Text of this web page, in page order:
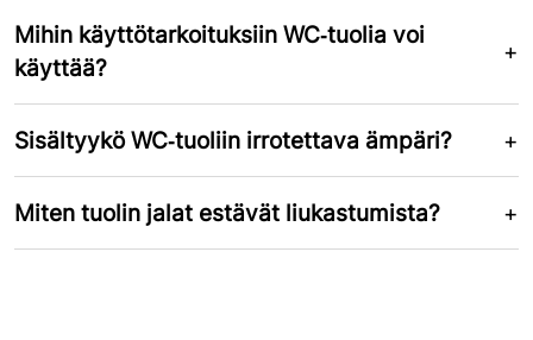
Mihin käyttötarkoituksiin WC‑tuolia voi
käyttää?
Sisältyykö WC‑tuoliin irrotettava ämpäri?
Miten tuolin jalat estävät liukastumista?